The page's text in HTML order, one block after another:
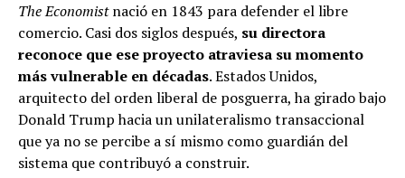
The Economistnació en 1843 para defender el libre
comercio. Casi dos siglos después, su directora
reconoce que ese proyecto atraviesa su momento
más vulnerable en décadas. Estados Unidos,
arquitecto del orden liberal de posguerra, ha girado bajo
Donald Trump hacia un unilateralismo transaccional
que ya no se percibe a sí mismo como guardián del
sistema que contribuyó a construir.